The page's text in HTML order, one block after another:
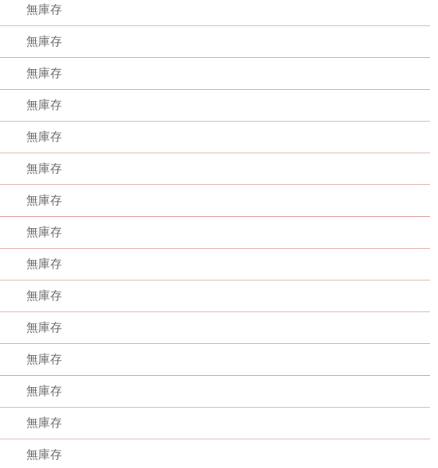
無庫存
無庫存
無庫存
無庫存
無庫存
無庫存
無庫存
無庫存
無庫存
無庫存
無庫存
無庫存
無庫存
無庫存
無庫存